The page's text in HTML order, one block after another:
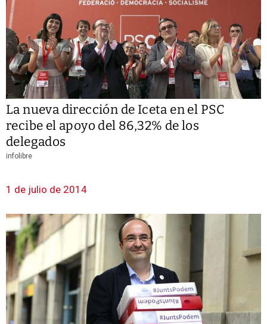
La nueva dirección de Iceta en el PSC
recibe el apoyo del 86,32% de los
delegados
infolibre
1 de julio de 2014